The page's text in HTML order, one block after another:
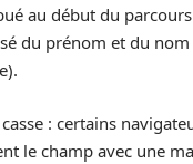
au début du
du prénom et du nom
: certains
le champ avec une